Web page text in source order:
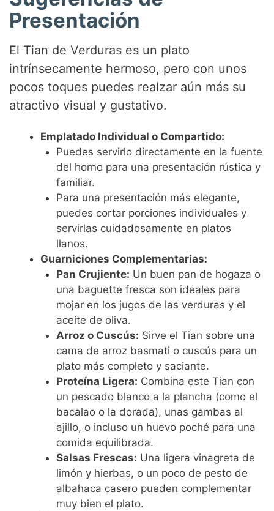
Presentación
El Tian de Verduras es un plato
intrínsecamente hermoso, pero con unos
pocos toques puedes realzar aún más su
atractivo visual y gustativo.
Emplatado Individual o Compartido:
Puedes servirlo directamente en la fuente
del horno para una presentación rústica y
familiar.
Para una presentación más elegante,
puedes cortar porciones individuales y
servirlas cuidadosamente en platos
llanos.
Guarniciones Complementarias:
Pan Crujiente: Un buen pan de hogaza o
una baguette fresca son ideales para
mojar en los jugos de las verduras y el
aceite de oliva.
Arroz o Cuscús: Sirve el Tian sobre una
cama de arroz basmati o cuscús para un
plato más completo y saciante.
Proteína Ligera: Combina este Tian con
un pescado blanco a la plancha (como el
bacalao o la dorada), unas gambas al
ajillo, o incluso un huevo poché para una
comida equilibrada.
Salsas Frescas: Una ligera vinagreta de
limón y hierbas, o un poco de pesto de
albahaca casero pueden complementar
muy bien el plato.